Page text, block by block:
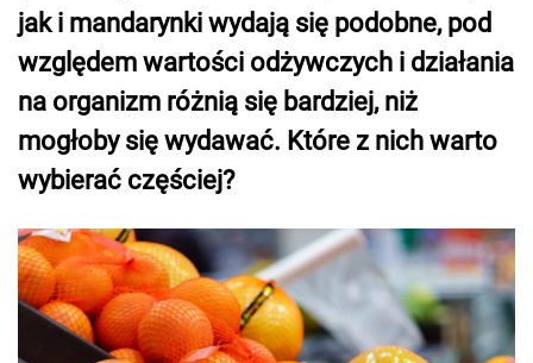
jak i mandarynki wydają się podobne, pod
względem wartości odżywczych i działania
na organizm różnią się bardziej, niż
mogłoby się wydawać. Które z nich warto
wybierać częściej?